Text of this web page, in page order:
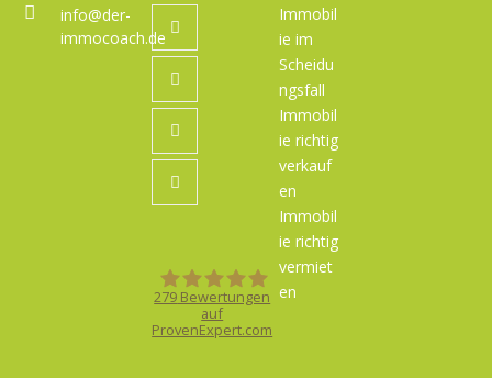
info@der-
immocoach.de
LinkedIn
Pinterest
Xing
Youtube
Der ImmoCoach
279 Bewertungen
auf
ProvenExpert.com
Immobil
ie im
Scheidu
ngsfall
Immobil
ie richtig
verkauf
en
Immobil
ie richtig
vermiet
en